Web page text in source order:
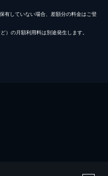
有していない場合、差額分の料金はご登
）の月額利用料は別途発生します。